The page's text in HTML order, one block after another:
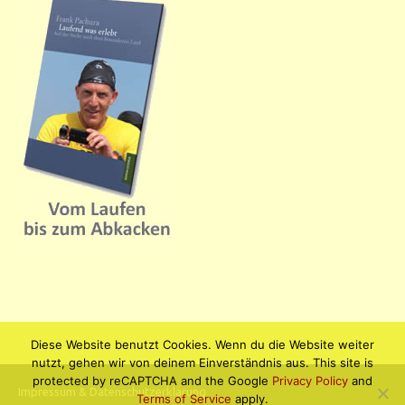
Impressum & Datenschutzerklärung
Diese Website benutzt Cookies. Wenn du die Website weiter
nutzt, gehen wir von deinem Einverständnis aus. This site is
protected by reCAPTCHA and the Google Privacy Policy and
Terms of Service apply.